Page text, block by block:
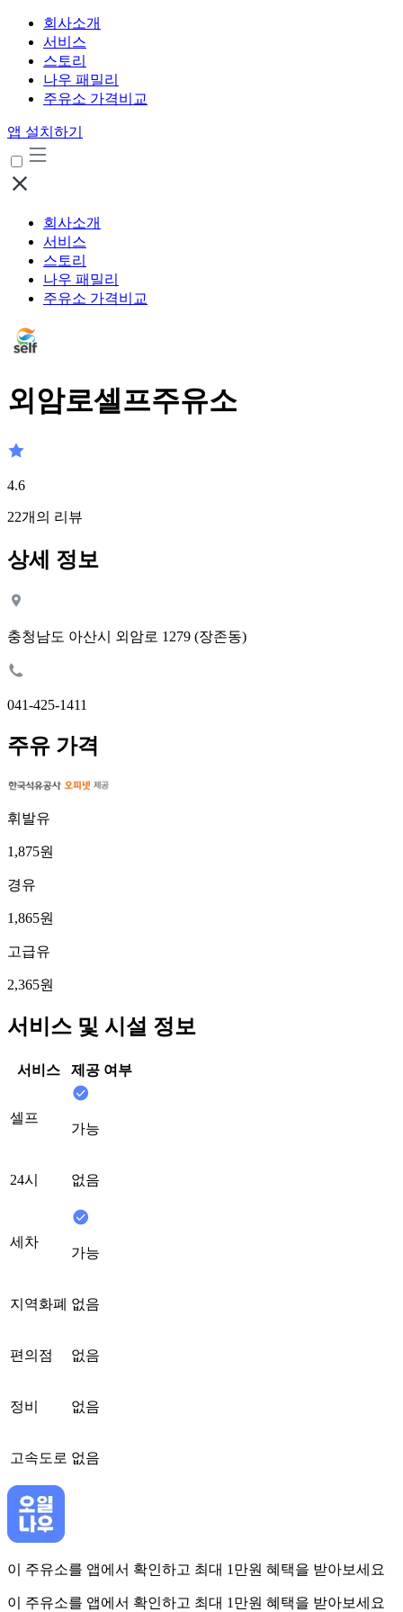
회사소개
서비스
스토리
나우 패밀리
주유소 가격비교
앱 설치하기
회사소개
서비스
스토리
나우 패밀리
주유소 가격비교
외암로셀프주유소
4.6
22개의 리뷰
상세 정보
충청남도 아산시 외암로 1279 (장존동)
041-425-1411
주유 가격
휘발유
1,875원
경유
1,865원
고급유
2,365원
서비스 및 시설 정보
서비스 제공 여부
셀프
가능
24시 없음
세차
가능
지역화폐 없음
편의점 없음
정비 없음
고속도로 없음
이 주유소를 앱에서 확인하고 최대 1만원 혜택을 받아보세요
이 주유소를 앱에서 확인하고 최대 1만원 혜택을 받아보세요